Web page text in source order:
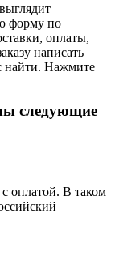
форму по
оплаты,
написать
найти. Нажмите
следующие
оплатой. В таком